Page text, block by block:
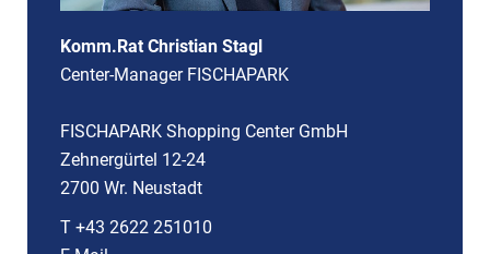
Komm.Rat Christian Stagl
Center-Manager FISCHAPARK
FISCHAPARK Shopping Center GmbH
Zehnergürtel 12-24
2700 Wr. Neustadt
T +43 2622 251010